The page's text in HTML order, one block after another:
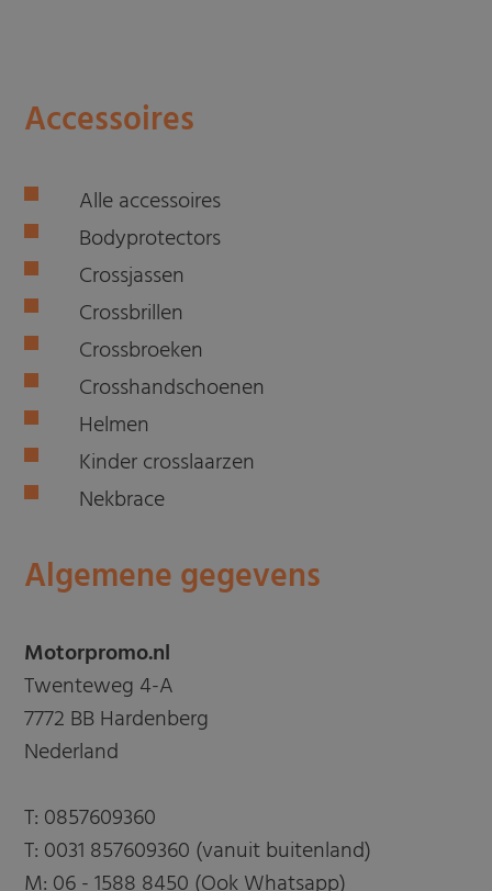
Accessoires
Alle accessoires
Bodyprotectors
Crossjassen
Crossbrillen
Crossbroeken
Crosshandschoenen
Helmen
Kinder crosslaarzen
Nekbrace
Algemene gegevens
Motorpromo.nl
Twenteweg 4-A
7772 BB Hardenberg
Nederland
T: 0857609360
T: 0031 857609360 (vanuit buitenland)